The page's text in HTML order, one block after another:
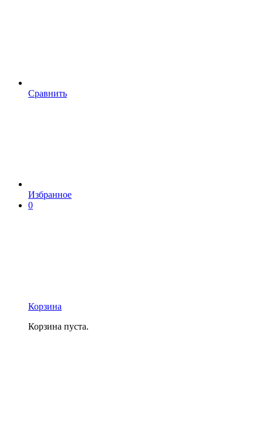
Сравнить
Избранное
0
Корзина
Корзина пуста.